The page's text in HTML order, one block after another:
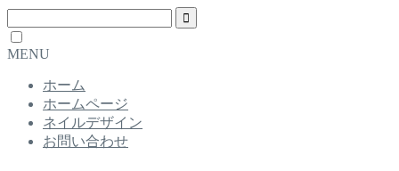
MENU
ホーム
ホームページ
ネイルデザイン
お問い合わせ